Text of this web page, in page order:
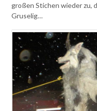
großen Stichen wieder zu,
Gruselig…